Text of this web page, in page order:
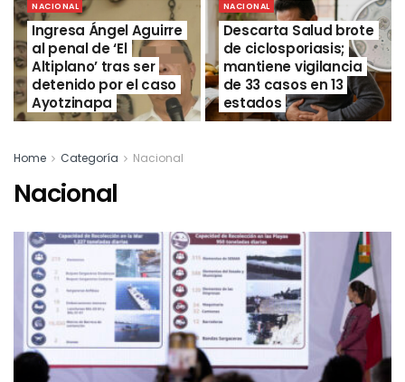
NACIONAL
Ingresa Ángel Aguirre
al penal de ‘El
Altiplano’ tras ser
detenido por el caso
Ayotzinapa
NACIONAL
Descarta Salud brote
de ciclosporiasis;
mantiene vigilancia
de 33 casos en 13
estados
Home Categoría Nacional
Nacional